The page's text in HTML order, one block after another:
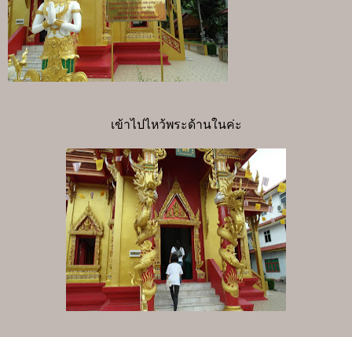
เข้าไปไหว้พระด้านในค่ะ